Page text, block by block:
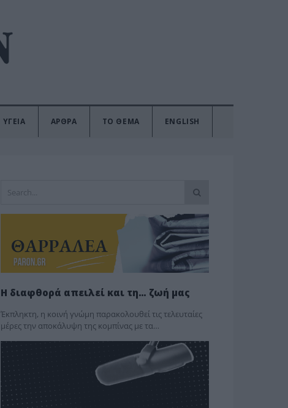
ΥΓΕΙΑ ΑΡΘΡΑ ΤΟ ΘΕΜΑ ENGLISH
Η διαφθορά απειλεί και τη… ζωή μας
Έκπληκτη, η κοινή γνώμη παρακολουθεί τις τελευταίες
μέρες την αποκάλυψη της κο­μπίνας με τα…